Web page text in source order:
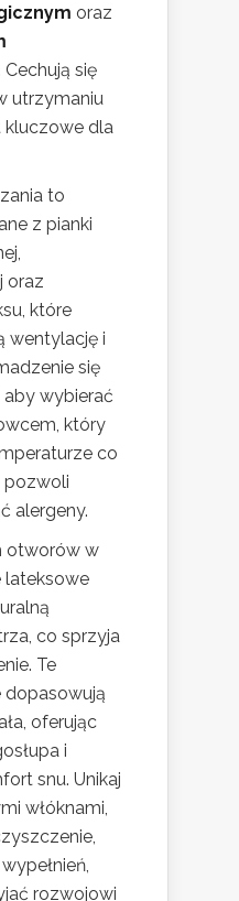
oraz
Cechują się
utrzymaniu
kluczowe dla
to
z pianki
oraz
które
wentylację i
się
aby wybierać
który
co
pozwoli
alergeny.
otworów w
lateksowe
co sprzyja
Te
dopasowują
oferując
i
snu. Unikaj
włóknami,
rozwojowi